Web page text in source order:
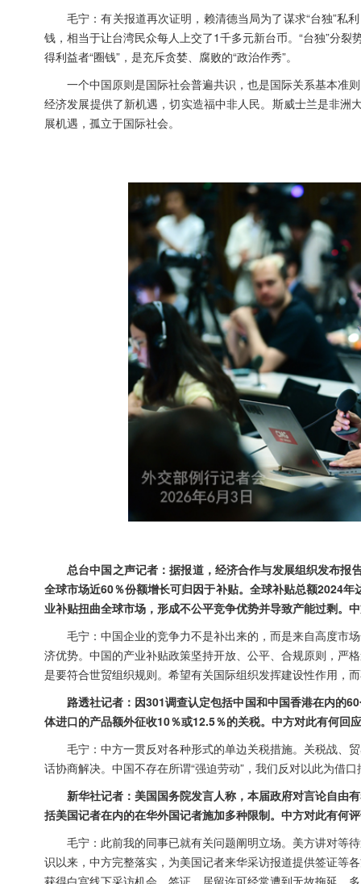
毛宁：有关报道再次证明，赖清德当局为了谋求“台独”私
钱，相当于让台湾民众每人上交了1千多元新台币。“台独”分
得利益者“圈钱”，是充斥贪婪、腐败的“政治作秀”。
一个中国原则是国际社会普遍共识，也是国际关系基本准
经济发展提供了新机遇，切实造福中非人民。斯威士兰是非洲
展机遇，孤立于国际社会。
总台中国之声记者：据报道，经济合作与发展组织发布
全球市场近60％份额增长可归因于补贴。全球补贴总额2024
业补贴扭曲全球市场，形成不公平竞争优势并导致产能过剩。
毛宁：中国企业的竞争力不是补出来的，而是来自高度市
济优势。中国的产业补贴政策坚持开放、公平、合规原则，严
是要符合世贸组织规则。希望有关国际组织发挥建设性作用，
路透社记者：因301调查认定包括中国和中国香港在内的
体进口的产品额外征收10％或12.5％的关税。中方对此有何回
毛宁：中方一贯反对各种形式的单边关税措施。关税战、
话协商解决。中国不存在所谓“强迫劳动”，我们反对以此为借
新华社记者：美国国务院发言人称，本届政府对言论自由
括美国记者在内的在华外国记者施加多种限制。中方对此有何
毛宁：此前我的同事已就有关问题阐明立场。美方讲对等
识以来，中方完整落实，为美国记者来华采访报道提供签证等
获得白宫线下采访机会，签证、居留许可经常遭到无故拖延，